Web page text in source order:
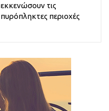
εκκενώσουν τις
πυρόπληκτες περιοχές